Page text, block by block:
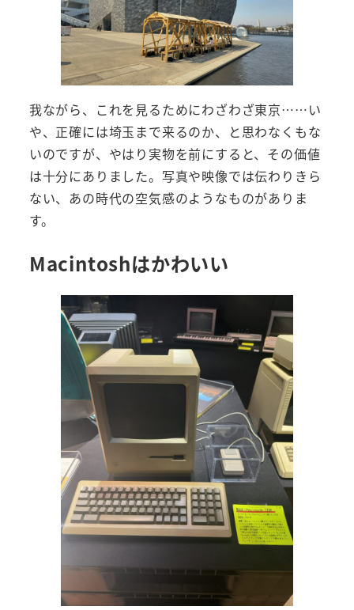
我ながら、これを見るためにわざわざ東京……い
や、正確には埼玉まで来るのか、と思わなくもな
いのですが、やはり実物を前にすると、その価値
は十分にありました。写真や映像では伝わりきら
ない、あの時代の空気感のようなものがありま
す。
Macintoshはかわいい